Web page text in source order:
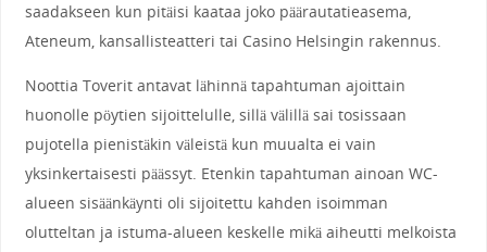
saadakseen kun pitäisi kaataa joko päärautatieasema,
Ateneum, kansallisteatteri tai Casino Helsingin rakennus.
Noottia Toverit antavat lähinnä tapahtuman ajoittain
huonolle pöytien sijoittelulle, sillä välillä sai tosissaan
pujotella pienistäkin väleistä kun muualta ei vain
yksinkertaisesti päässyt. Etenkin tapahtuman ainoan WC-
alueen sisäänkäynti oli sijoitettu kahden isoimman
olutteltan ja istuma-alueen keskelle mikä aiheutti melkoista